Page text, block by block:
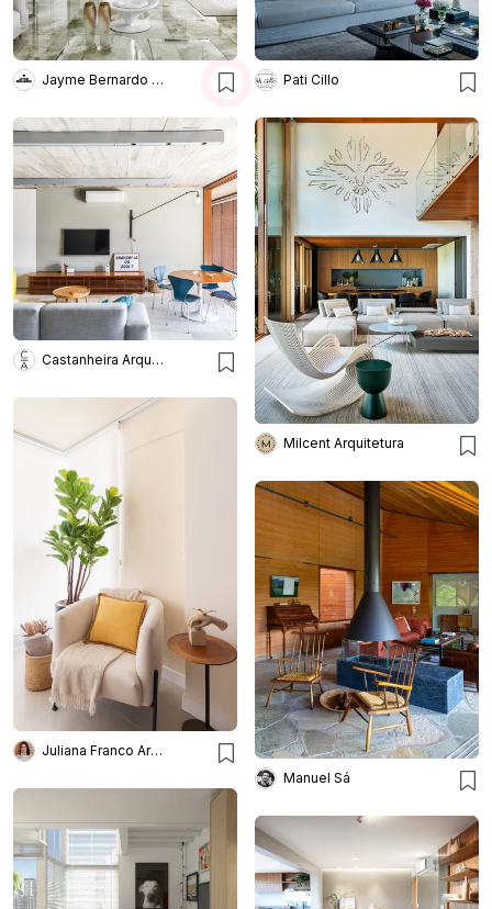
Jayme Bernardo Arquitetura Pati Cillo
Castanheira Arquitetura
Milcent Arquitetura
Juliana Franco Arquitetura e Interiores
Manuel Sá